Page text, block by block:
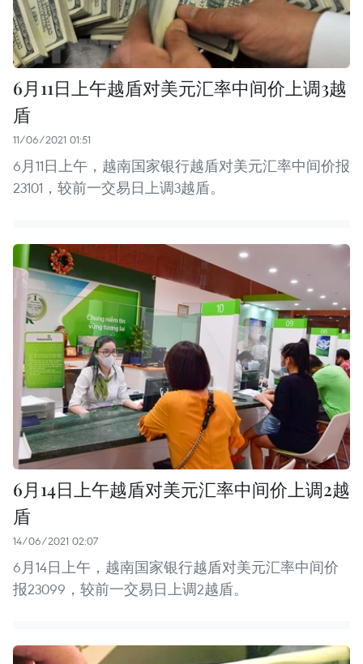
6月11日上午越盾对美元汇率中间价上调3越
盾
11/06/2021 01:51
6月11日上午，越南国家银行越盾对美元汇率中间价报
23101，较前一交易日上调3越盾。
6月14日上午越盾对美元汇率中间价上调2越
盾
14/06/2021 02:07
6月14日上午，越南国家银行越盾对美元汇率中间价
报23099，较前一交易日上调2越盾。